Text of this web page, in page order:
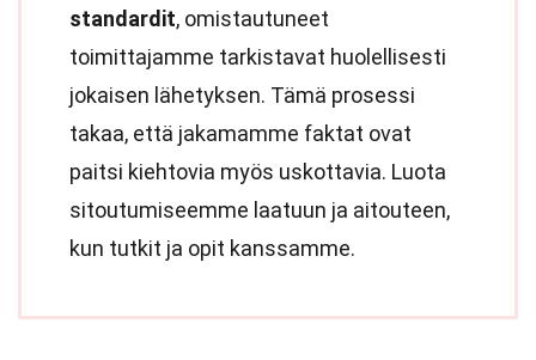
standardit, omistautuneet
toimittajamme tarkistavat huolellisesti
jokaisen lähetyksen. Tämä prosessi
takaa, että jakamamme faktat ovat
paitsi kiehtovia myös uskottavia. Luota
sitoutumiseemme laatuun ja aitouteen,
kun tutkit ja opit kanssamme.